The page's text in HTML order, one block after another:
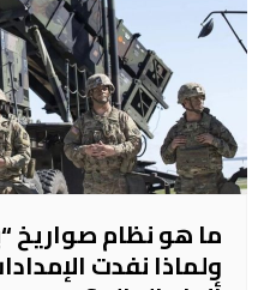
ما هو نظام صواريخ
ولماذا نفدت